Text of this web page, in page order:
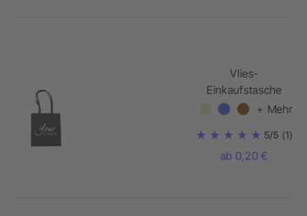
Vlies-
Einkaufstasche
'Berlin aus+ Mehr
5/5 (1)
ab 0,20 €